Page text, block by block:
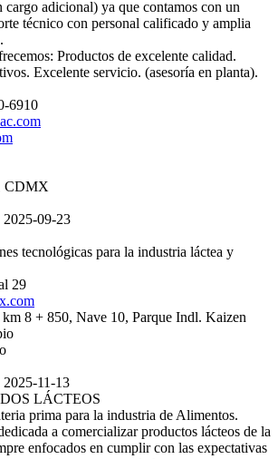
cargo adicional) ya que contamos con un
técnico con personal calificado y amplia
Productos de excelente calidad.
Excelente servicio. (asesoría en planta).
6910
CDMX
09-23
tecnológicas para la industria láctea y
29
km 8 + 850, Nave 10, Parque Indl. Kaizen
11-13
LÁCTEOS
prima para la industria de Alimentos.
a comercializar productos lácteos de la
enfocados en cumplir con las expectativas